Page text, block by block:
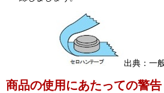
出典：一
商品の使用にあたっての警